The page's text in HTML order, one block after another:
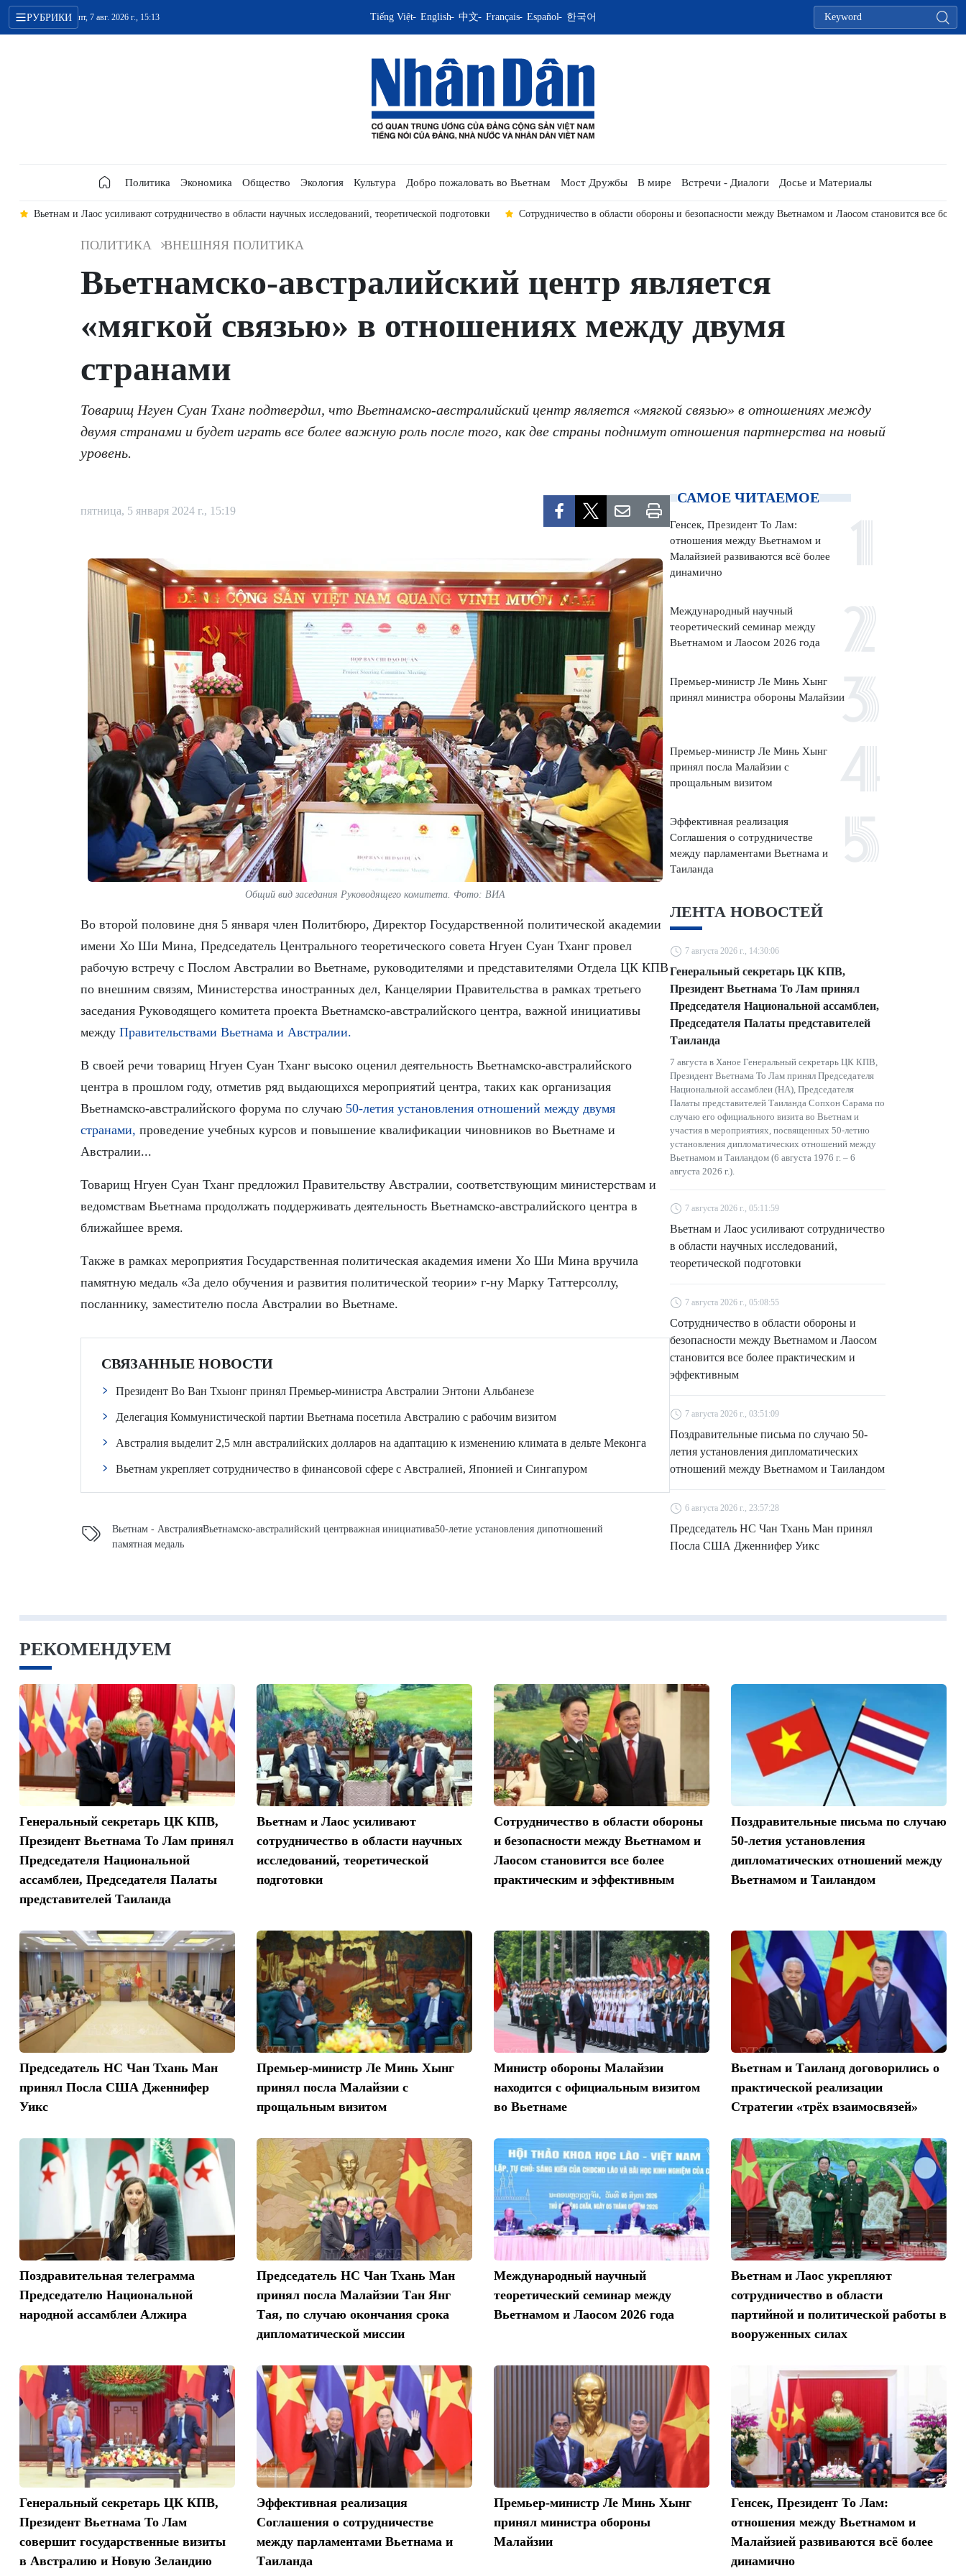
РУБРИКИ пт, 7 авг. 2026 г., 15:13 Tiếng Việt English 中文 Français Español 한국어
Политика Экономика Общество Экология Культура Добро пожаловать во Вьетнам Мост Дружбы В мире Встречи - Диалоги Досье и Материалы
Вьетнам и Лаос усиливают сотрудничество в области научных исследований, теоретической подготовки Сотрудничество в области обороны и безопасности между Вьетнамом и Лаосом становится все
ПОЛИТИКА ВНЕШНЯЯ ПОЛИТИКА
Вьетнамско-австралийский центр является
«мягкой связью» в отношениях между двумя
странами
Товарищ Нгуен Суан Тханг подтвердил, что Вьетнамско-австралийский центр является «мягкой связью» в отношениях между
двумя странами и будет играть все более важную роль после того, как две страны поднимут отношения партнерства на новый
уровень.
пятница, 5 января 2024 г., 15:19
Общий вид заседания Руководящего комитета. Фото: ВИА
Во второй половине дня 5 января член Политбюро, Директор Государственной политической академии
имени Хо Ши Мина, Председатель Центрального теоретического совета Нгуен Суан Тханг провел
рабочую встречу с Послом Австралии во Вьетнаме, руководителями и представителями Отдела ЦК КПВ
по внешним связям, Министерства иностранных дел, Канцелярии Правительства в рамках третьего
заседания Руководящего комитета проекта Вьетнамско-австралийского центра, важной инициативы
между Правительствами Вьетнама и Австралии.
В своей речи товарищ Нгуен Суан Тханг высоко оценил деятельность Вьетнамско-австралийского
центра в прошлом году, отметив ряд выдающихся мероприятий центра, таких как организация
Вьетнамско-австралийского форума по случаю 50-летия установления отношений между двумя
странами, проведение учебных курсов и повышение квалификации чиновников во Вьетнаме и
Австралии...
Товарищ Нгуен Суан Тханг предложил Правительству Австралии, соответствующим министерствам и
ведомствам Вьетнама продолжать поддерживать деятельность Вьетнамско-австралийского центра в
ближайшее время.
Также в рамках мероприятия Государственная политическая академия имени Хо Ши Мина вручила
памятную медаль «За дело обучения и развития политической теории» г-ну Марку Таттерсоллу,
посланнику, заместителю посла Австралии во Вьетнаме.
СВЯЗАННЫЕ НОВОСТИ
Президент Во Ван Тхыонг принял Премьер-министра Австралии Энтони Альбанезе
Делегация Коммунистической партии Вьетнама посетила Австралию с рабочим визитом
Австралия выделит 2,5 млн австралийских долларов на адаптацию к изменению климата в дельте Меконга
Вьетнам укрепляет сотрудничество в финансовой сфере с Австралией, Японией и Сингапуром
Вьетнам - АвстралияВьетнамско-австралийский центрважная инициатива50-летие установления дипотношений
памятная медаль
САМОЕ ЧИТАЕМОЕ
Генсек, Президент То Лам:
отношения между Вьетнамом и
Малайзией развиваются всё более
динамично
Международный научный
теоретический семинар между
Вьетнамом и Лаосом 2026 года
Премьер-министр Ле Минь Хынг
принял министра обороны Малайзии
Премьер-министр Ле Минь Хынг
принял посла Малайзии с
прощальным визитом
Эффективная реализация
Соглашения о сотрудничестве
между парламентами Вьетнама и
Таиланда
ЛЕНТА НОВОСТЕЙ
7 августа 2026 г., 14:30:06
Генеральный секретарь ЦК КПВ,
Президент Вьетнама То Лам принял
Председателя Национальной ассамблеи,
Председателя Палаты представителей
Таиланда
7 августа в Ханое Генеральный секретарь ЦК КПВ,
Президент Вьетнама То Лам принял Председателя
Национальной ассамблеи (НА), Председателя
Палаты представителей Таиланда Сопхон Сарама по
случаю его официального визита во Вьетнам и
участия в мероприятиях, посвященных 50-летию
установления дипломатических отношений между
Вьетнамом и Таиландом (6 августа 1976 г. – 6
августа 2026 г.).
7 августа 2026 г., 05:11:59
Вьетнам и Лаос усиливают сотрудничество
в области научных исследований,
теоретической подготовки
7 августа 2026 г., 05:08:55
Сотрудничество в области обороны и
безопасности между Вьетнамом и Лаосом
становится все более практическим и
эффективным
7 августа 2026 г., 03:51:09
Поздравительные письма по случаю 50-
летия установления дипломатических
отношений между Вьетнамом и Таиландом
6 августа 2026 г., 23:57:28
Председатель НС Чан Тхань Ман принял
Посла США Дженнифер Уикс
РЕКОМЕНДУЕМ
Генеральный секретарь ЦК КПВ,
Президент Вьетнама То Лам принял
Председателя Национальной
ассамблеи, Председателя Палаты
представителей Таиланда
Вьетнам и Лаос усиливают
сотрудничество в области научных
исследований, теоретической
подготовки
Сотрудничество в области обороны
и безопасности между Вьетнамом и
Лаосом становится все более
практическим и эффективным
Поздравительные письма по случаю
50-летия установления
дипломатических отношений между
Вьетнамом и Таиландом
Председатель НС Чан Тхань Ман
принял Посла США Дженнифер
Уикс
Премьер-министр Ле Минь Хынг
принял посла Малайзии с
прощальным визитом
Министр обороны Малайзии
находится с официальным визитом
во Вьетнаме
Вьетнам и Таиланд договорились о
практической реализации
Стратегии «трёх взаимосвязей»
Поздравительная телеграмма
Председателю Национальной
народной ассамблеи Алжира
Председатель НС Чан Тхань Ман
принял посла Малайзии Тан Янг
Тая, по случаю окончания срока
дипломатической миссии
Международный научный
теоретический семинар между
Вьетнамом и Лаосом 2026 года
Вьетнам и Лаос укрепляют
сотрудничество в области
партийной и политической работы в
вооруженных силах
Генеральный секретарь ЦК КПВ,
Президент Вьетнама То Лам
совершит государственные визиты
в Австралию и Новую Зеландию
Эффективная реализация
Соглашения о сотрудничестве
между парламентами Вьетнама и
Таиланда
Премьер-министр Ле Минь Хынг
принял министра обороны
Малайзии
Генсек, Президент То Лам:
отношения между Вьетнамом и
Малайзией развиваются всё более
динамично